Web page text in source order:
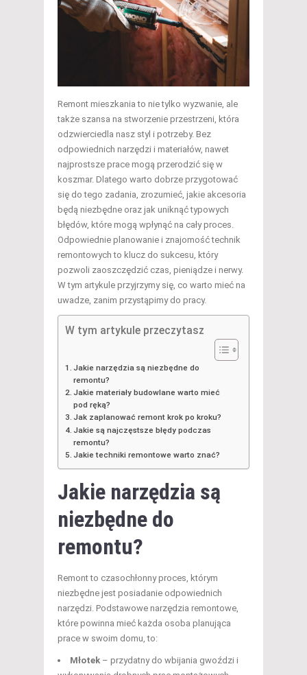
Remont mieszkania to nie tylko wyzwanie, ale
także szansa na stworzenie przestrzeni, która
odzwierciedla nasz styl i potrzeby. Bez
odpowiednich narzędzi i materiałów, nawet
najprostsze prace mogą przerodzić się w
koszmar. Dlatego warto dobrze przygotować
się do tego zadania, zrozumieć, jakie akcesoria
będą niezbędne oraz jak uniknąć typowych
błędów, które mogą wpłynąć na cały proces.
Odpowiednie planowanie i znajomość technik
remontowych to klucz do sukcesu, który
pozwoli zaoszczędzić czas, pieniądze i nerwy.
W tym artykule przyjrzymy się, co warto mieć na
uwadze, zanim przystąpimy do pracy.
W tym artykule przeczytasz
Jakie narzędzia są niezbędne do
remontu?
Jakie materiały budowlane warto mieć
pod ręką?
Jak zaplanować remont krok po kroku?
Jakie są najczęstsze błędy podczas
remontu?
Jakie techniki remontowe warto znać?
Jakie narzędzia są
niezbędne do
remontu?
Remont to czasochłonny proces, którym
niezbędne jest posiadanie odpowiednich
narzędzi. Podstawowe narzędzia remontowe,
które powinna mieć każda osoba planująca
prace w swoim domu, to:
Młotek – przydatny do wbijania gwoździ i